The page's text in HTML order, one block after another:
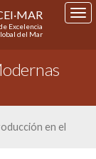
Excelencia
del Mar
en el